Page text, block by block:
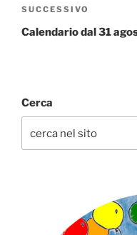
Articolo
successivo
SUCCESSIVO
Calendario dal 31
Cerca